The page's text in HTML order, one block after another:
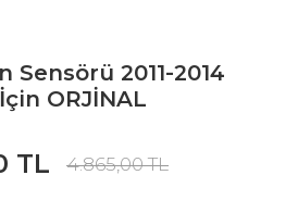
Sensörü 2011-2014
ORJİNAL
TL 4.865,00 TL